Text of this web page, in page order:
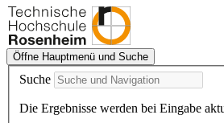
Öffne Hauptmenü und Suche
Suche
Die Ergebnisse werden bei Eingabe